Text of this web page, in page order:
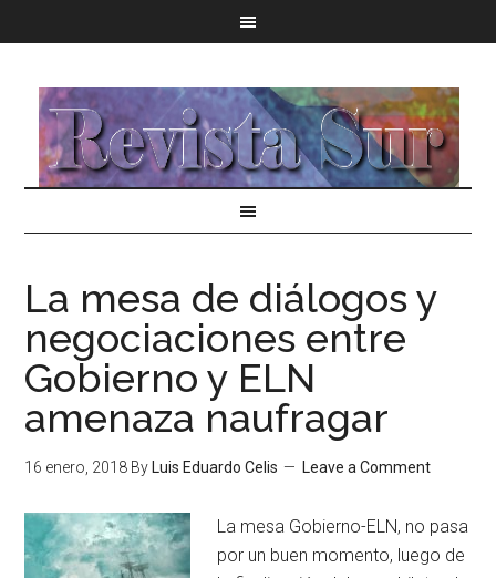
La mesa de diálogos y
negociaciones entre
Gobierno y ELN
amenaza naufragar
16 enero, 2018 By Luis Eduardo Celis Leave a Comment
La mesa Gobierno-ELN, no pasa
por un buen momento, luego de